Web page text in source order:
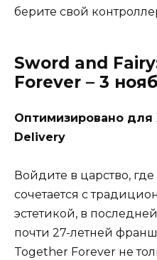
берите свой
Sword and
Forever – 3
Оптимизировано для
Delivery
Войдите в царство,
сочетается с
эстетикой, в
почти 27-летней
Together Forever не